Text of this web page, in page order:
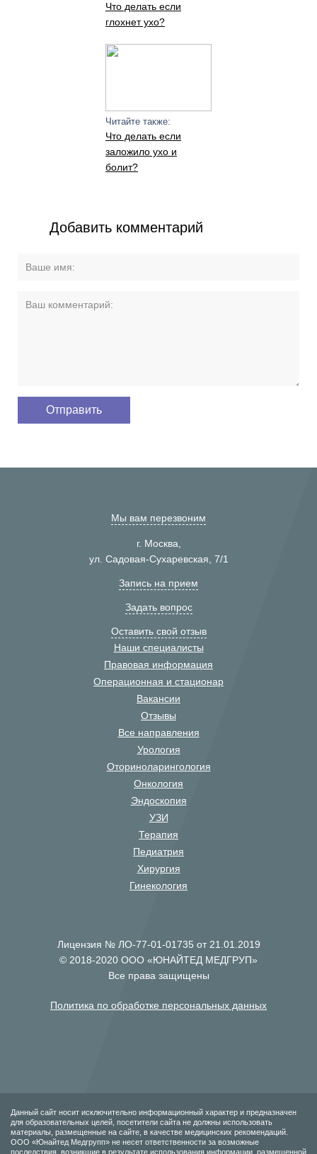
Что делать если
глохнет ухо?
Читайте также:
Что делать если
заложило ухо и
болит?
Добавить комментарий
Мы вам перезвоним
г. Москва,
ул. Садовая-Сухаревская, 7/1
Запись на прием
Задать вопрос
Оставить свой отзыв
Наши специалисты
Правовая информация
Операционная и стационар
Вакансии
Отзывы
Все направления
Урология
Оториноларингология
Онкология
Эндоскопия
УЗИ
Терапия
Педиатрия
Хирургия
Гинекология
Лицензия № ЛО-77-01-01735 от 21.01.2019
© 2018-2020 ООО «ЮНАЙТЕД МЕДГРУП»
Все права защищены
Политика по обработке персональных данных
Данный сайт носит исключительно информационный характер и предназначен
для образовательных целей, посетители сайта не должны использовать
материалы, размещенные на сайте, в качестве медицинских рекомендаций.
ООО «Юнайтед Медгрупп» не несет ответственности за возможные
последствия, возникшие в результате использования информации, размещенной